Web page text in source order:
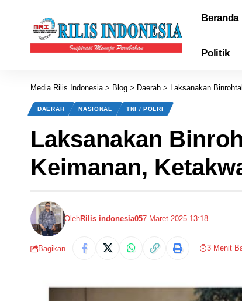
Beranda
Politik
Media Rilis Indonesia> Blog > Daerah > Laksanakan
DAERAH NASIONAL TNI / POLRI
Laksanakan
Keimanan,
OlehRilis indonesia057 Maret 2025 13:18
Bagikan 3 Menit